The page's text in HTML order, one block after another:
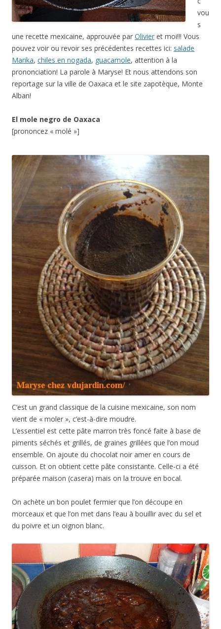
vou
s
une recette mexicaine, approuvée par Olivier et moi!!! Vous
pouvez voir ou revoir ses précédentes recettes ici: salade
Marika, chiles en nogada, guacamole, attention à la
prononciation! La parole à Maryse! Et nous attendons son
reportage sur la ville de Oaxaca et le site zapotèque, Monte
Alban!
El mole negro de Oaxaca
[prononcez « molé »]
C’est un grand classique de la cuisine mexicaine, son nom
vient de « moler », c’est-à-dire moudre.
L’essentiel est cette pâte marron très foncé faite à base de
piments séchés et grillés, de graines grillées que l’on moud
ensemble. On ajoute du chocolat noir amer en cours de
cuisson. Et on obtient cette pâte consistante. Celle-ci a été
préparée maison (casera) mais on la trouve en bocal.
On achète un bon poulet fermier que l’on découpe en
morceaux et que l’on met dans l’eau à bouillir avec du sel et
du poivre et un oignon blanc.